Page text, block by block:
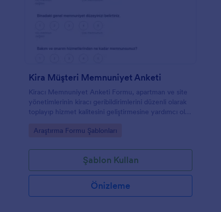
Kira Müşteri Memnuniyet Anketi
Kiracı Memnuniyet Anketi Formu, apartman ve site
yönetimlerinin kiracı geribildirimlerini düzenli olarak
toplayıp hizmet kalitesini geliştirmesine yardımcı olan
Go to Category:
Araştırma Formu Şablonları
Şablon Kullan
Önizleme